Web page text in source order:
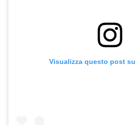
Visualizza questo post